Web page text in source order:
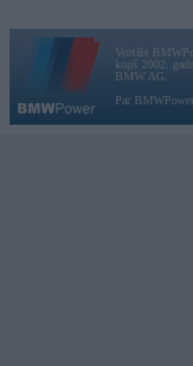
Vortāls
kopš 2002.
BMW AG.
Par BMWPower